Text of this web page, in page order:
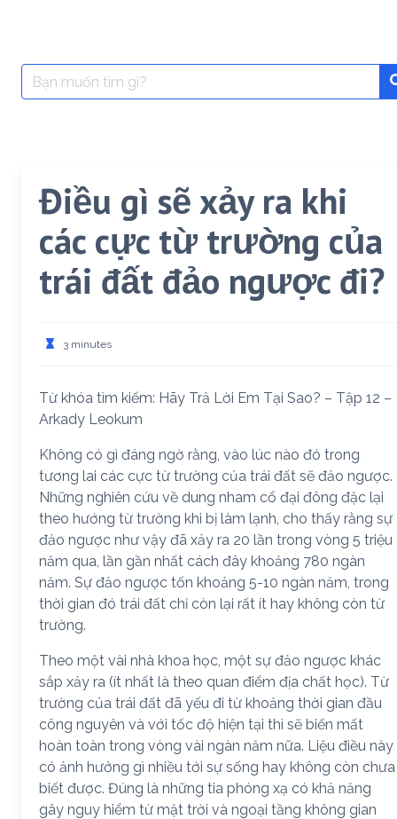
Search
for:
Điều gì sẽ xảy ra khi
các cực từ trường của
trái đất đảo ngược đi?
3 minutes
Từ khóa tìm kiếm: Hãy Trả Lời Em Tại Sao? – Tập 12 –
Arkady Leokum
Không có gì đáng ngờ rằng, vào lúc nào đó trong
tương lai các cực từ trường của trái đất sẽ đảo ngược.
Những nghiên cứu về dung nham cổ đại đông đặc lại
theo hướng từ trường khi bị làm lạnh, cho thấy rằng sự
đảo ngược như vậy đã xảy ra 20 lần trong vòng 5 triệu
năm qua, lần gần nhất cách đây khoảng 780 ngàn
năm. Sự đảo ngược tốn khoảng 5-10 ngàn năm, trong
thời gian đó trái đất chỉ còn lại rất ít hay không còn từ
trường.
Theo một vài nhà khoa học, một sự đảo ngược khác
sắp xảy ra (ít nhất là theo quan điểm địa chất học). Từ
trường của trái đất đã yếu đi từ khoảng thời gian đầu
công nguyên và với tốc độ hiện tại thì sẽ biến mất
hoàn toàn trong vòng vài ngàn năm nữa. Liệu điều này
có ảnh hưởng gì nhiều tới sự sống hay không còn chưa
biết được. Đúng là những tia phóng xạ có khả năng
gây nguy hiểm từ mặt trời và ngoại tầng không gian